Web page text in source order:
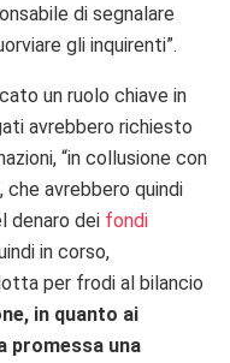
di segnalare
gli inquirenti”.
un ruolo chiave in
avrebbero richiesto
“in collusione con
che avrebbero quindi
denaro dei fondi
in corso,
per frodi al bilancio
in quanto ai
promessa una